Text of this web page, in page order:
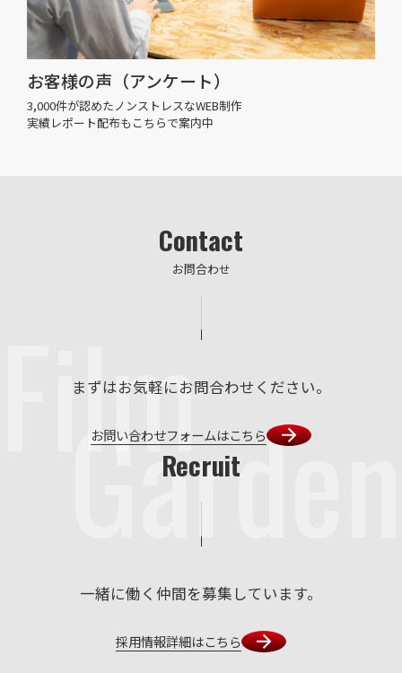
お客様の声（アンケート）
3,000件が認めたノンストレスなWEB制作
実績レポート配布もこちらで案内中
Film
Garden
Contact
お問合わせ
まずはお気軽にお問合わせください。
お問い合わせフォームはこちら
Recruit
一緒に働く仲間を募集しています。
採用情報詳細はこちら